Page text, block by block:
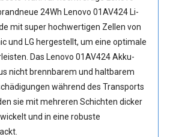
24Wh Lenovo 01AV424 Li-
mit super hochwertigen Zellen von
und LG hergestellt, um eine optimale
Das Lenovo 01AV424 Akku-
nicht brennbarem und haltbarem
während des Transports
sie mit mehreren Schichten dicker
und in eine robuste